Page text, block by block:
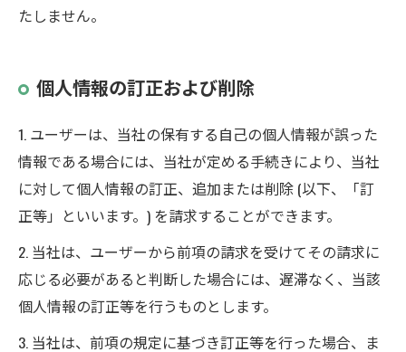
たしません。
個人情報の訂正および削除
1. ユーザーは、当社の保有する自己の個人情報が誤った
情報である場合には、当社が定める手続きにより、当社
に対して個人情報の訂正、追加または削除 (以下、「訂
正等」といいます。) を請求することができます。
2. 当社は、ユーザーから前項の請求を受けてその請求に
応じる必要があると判断した場合には、遅滞なく、当該
個人情報の訂正等を行うものとします。
3. 当社は、前項の規定に基づき訂正等を行った場合、ま